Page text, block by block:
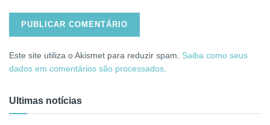
Este site utiliza o Akismet para reduzir spam. Saiba como seus
dados em comentários são processados
Ultimas notícias